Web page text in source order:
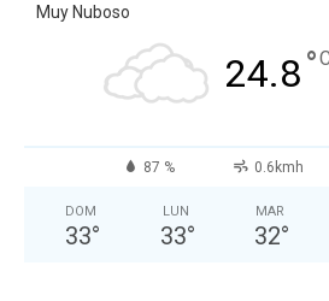
Muy Nuboso
24.8°
87 % 0.6kmh
DOM
33°
LUN
33°
MAR
32°